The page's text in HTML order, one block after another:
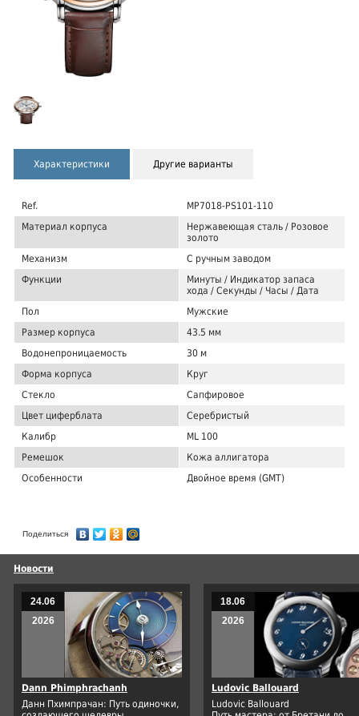
Характеристики Другие варианты
Ref.
MP7018-PS101-110
Материал корпуса
Нержавеющая сталь / Розовое
золото
Механизм
С ручным заводом
Функции
Минуты / Индикатор запаса
хода / Секунды / Часы / Дата
Пол
Мужские
Размер корпуса
43.5 мм
Водонепроницаемость
30 м
Форма корпуса
Круг
Стекло
Сапфировое
Цвет циферблата
Серебристый
Калибр
ML 100
Ремешок
Кожа аллигатора
Особенности
Двойное время (GMT)
Поделиться
Новости
24.06
2026
Dann Phimphrachanh
Данн Пхимпрачан: Путь одиночки,
18.06
2026
Ludovic Ballouard
Ludovic Ballouard